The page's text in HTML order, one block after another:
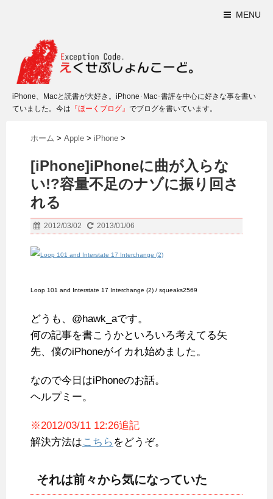
MENU
iPhone、Macと読書が大好き。iPhone･Mac･書評を中心に好きな事を書い
ていました。今は 『ほーくブログ』 でブログを書いています。
ホーム > Apple > iPhone >
[iPhone]iPhoneに曲が入らな
い!?容量不足のナゾに振り回さ
れる
2012/03/02 2013/01/06
Loop 101 and Interstate 17 Interchange (2) / squeaks2569
どうも、@hawk_aです。
何の記事を書こうかといろいろ考えてる矢
先、僕のiPhoneがイカれ始めました。
なので今日はiPhoneのお話。
ヘルプミー。
※2012/03/11 12:26追記
解決方法はこちら をどうぞ。
それは前々から気になっていた